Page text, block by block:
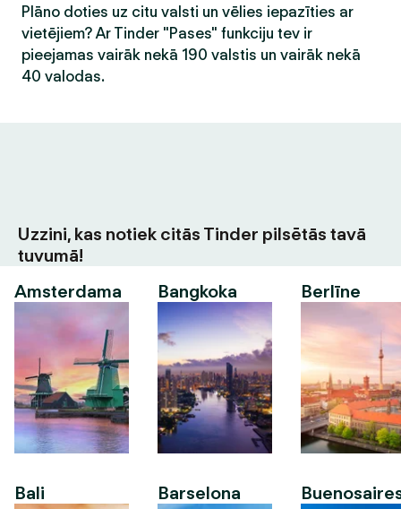
Plāno doties uz citu valsti un vēlies iepazīties ar
vietējiem? Ar Tinder "Pases" funkciju tev ir
pieejamas vairāk nekā 190 valstis un vairāk nekā
40 valodas.
Uzzini, kas notiek citās Tinder pilsētās tavā
tuvumā!
Amsterdama
Bali
Bangkoka
Barselona
Berlīne